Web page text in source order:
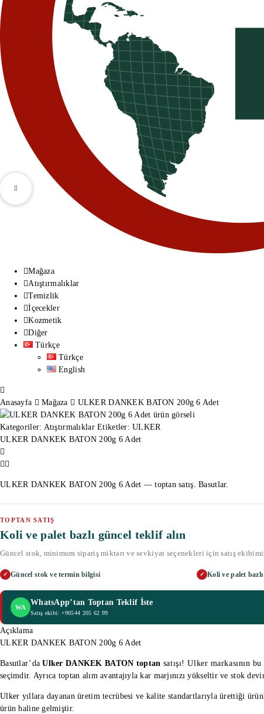
Mağaza
Atıştırmalıklar
Temizlik
İçecekler
Kozmetik
Diğer
Türkçe
Türkçe
English
Anasayfa Mağaza ULKER DANKEK BATON 200g 6 Adet
Kategoriler: Atıştırmalıklar Etiketler:ULKER
ULKER DANKEK BATON 200g 6 Adet
ULKER DANKEK BATON 200g 6 Adet — toptan satış. Basutlar.
TOPTAN SATIŞ
Koli ve palet bazlı güncel teklif alın
Güncel stok, minimum sipariş miktarı ve sevkiyat seçenekleri için satış
✓ Güncel stok ve termin bilgisi ✓ Koli ve palet
WA
WhatsApp’tan Toptan Teklif İste
Satış ekibi: +90544 205 62 99
Açıklama
ULKER DANKEK BATON 200g 6 Adet
Basutlar’daUlker DANKEK BATON toptan satışı! Ulker markasının
seçimdir. Ayrıca toptan alım avantajıyla kar marjınızı yükseltir ve stok devir
Ulker yıllara dayanan üretim tecrübesi ve kalite standartlarıyla ürettiği
ürün haline gelmiştir.